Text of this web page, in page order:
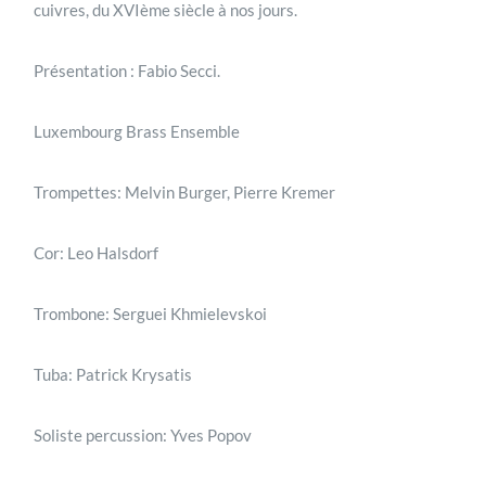
cuivres, du XVIème siècle à nos jours.
Présentation : Fabio Secci.
Luxembourg Brass Ensemble
Trompettes: Melvin Burger, Pierre Kremer
Cor: Leo Halsdorf
Trombone: Serguei Khmielevskoi
Tuba: Patrick Krysatis
Soliste percussion: Yves Popov